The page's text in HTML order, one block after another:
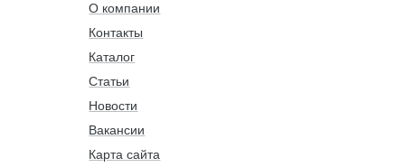
О компании
Контакты
Каталог
Статьи
Новости
Вакансии
Карта сайта